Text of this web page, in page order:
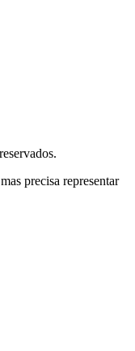
.
precisa representar